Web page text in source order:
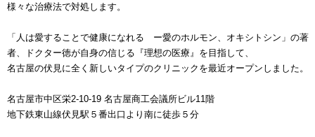
様々な治療法で対処します。
「人は愛することで健康になれる ー愛のホルモン、オキシトシン」の著
者、ドクター徳が自身の信じる『理想の医療』を目指して、
名古屋の伏見に全く新しいタイプのクリニックを最近オープンしました。
名古屋市中区栄2-10-19 名古屋商工会議所ビル11階
地下鉄東山線伏見駅５番出口より南に徒歩５分